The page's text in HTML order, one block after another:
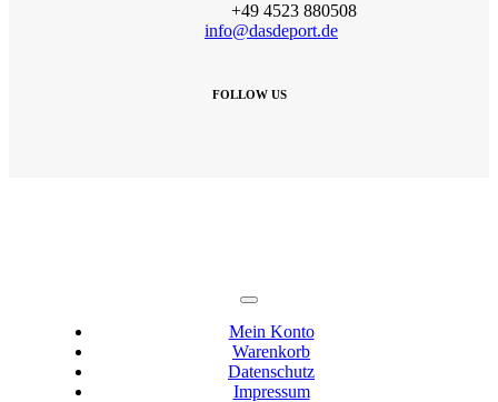
+49 4523 880508
info@dasdeport.de
FOLLOW US
Toggle
Navigation
Mein Konto
Warenkorb
Datenschutz
Impressum